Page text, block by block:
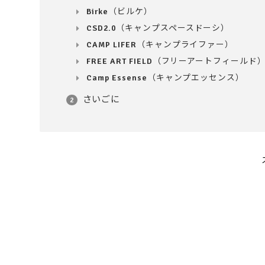
Birke（ビルケ）
CSD2.0（キャンプスペースドーシ）
CAMP LIFER（キャンプライファー）
FREE ART FIELD（フリーアートフィールド）
Camp Essense（キャンプエッセンス）
2 さいごに